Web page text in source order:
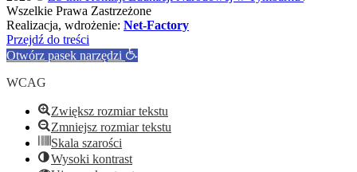
Wszelkie Prawa Zastrzeżone
Realizacja, wdrożenie: Net-Factory
Przejdź do treści
Otwórz pasek narzędzi
WCAG
Zwiększ rozmiar tekstu
Zmniejsz rozmiar tekstu
Skala szarości
Wysoki kontrast